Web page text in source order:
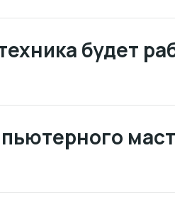
будет